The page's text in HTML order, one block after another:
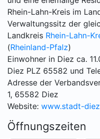
Rhein-Lahn-Kreis im
Verwaltungssitz der
Landkreis Rhein-Lahn-
(Rheinland-Pfalz)
Einwohner in Diez ca.
Diez PLZ 65582 und
Adresse der
1, 65582 Diez
Website: www.stadt-
Öffnungszeiten